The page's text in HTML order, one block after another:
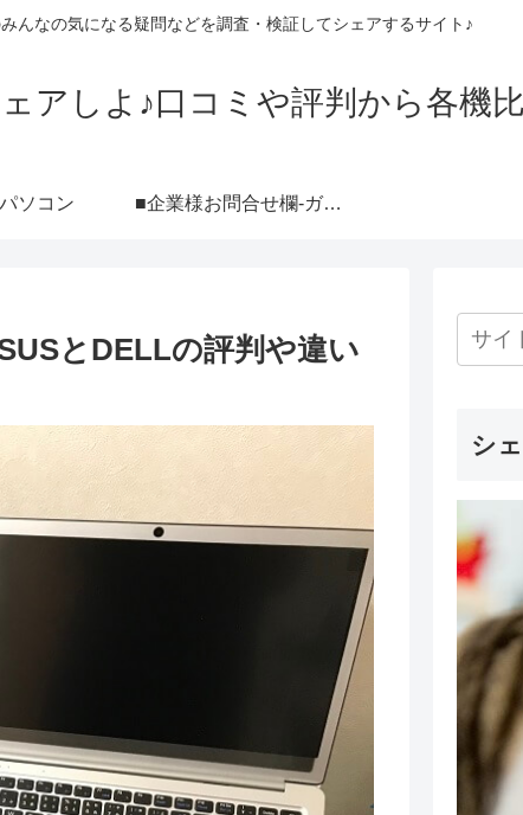
んなの気になる疑問などを調査・検証してシェアするサイト♪
アしよ♪口コミや評判から各機
ソコン ■企業様お問合せ欄-ガジェットブログ『シェアしよ♪』レビュー依頼用-（ポートフォリオ付き）
とDELLの評判や違い
シ